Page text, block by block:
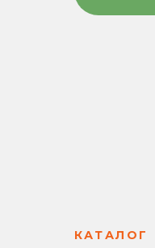
КАТАЛОГ